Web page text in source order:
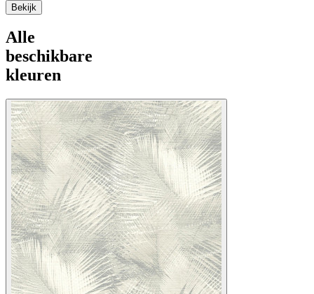
Bekijk
Alle
beschikbare
kleuren